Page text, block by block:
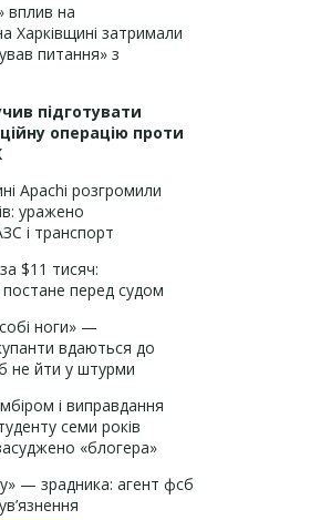
вплив на
Харківщині затримали
питання» з
підготувати
операцію проти
Apachi розгромили
уражено
і транспорт
$11 тисяч:
перед судом
ноги» —
вдаються до
не йти у штурми
і виправдання
семи років
«блогера»
— зрадника: агент фсб